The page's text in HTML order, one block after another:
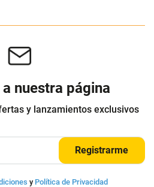
nuestra página
y lanzamientos exclusivos
Registrarme
y Política de Privacidad